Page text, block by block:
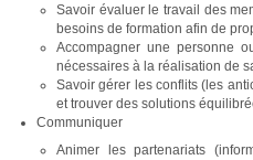
Savoir évaluer le travail des
besoins de formation afin de
Accompagner une personne
nécessaires à la réalisation de
Savoir gérer les conflits (les
et trouver des solutions
Communiquer
Animer les partenariats